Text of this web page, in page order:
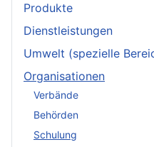
Produkte
Dienstleistungen
Umwelt (spezielle
Organisationen
Verbände
Behörden
Schulung